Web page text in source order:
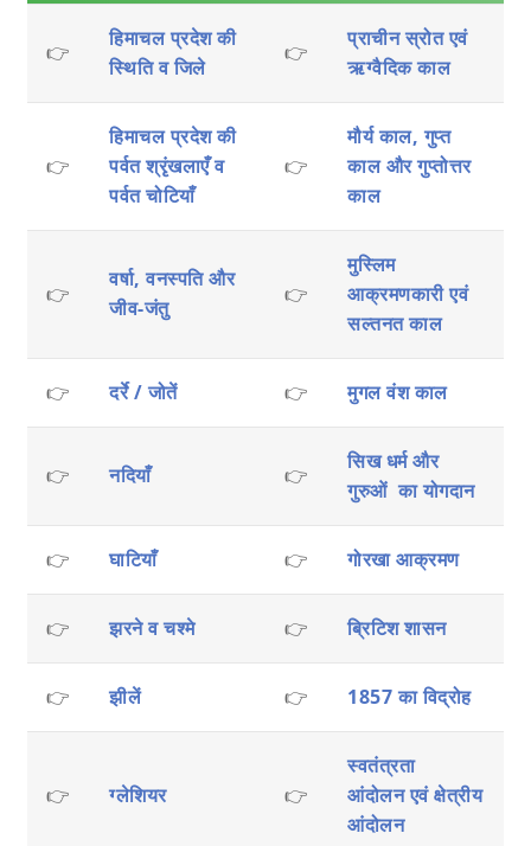
👉
हिमाचल प्रदेश की
स्थिति व जिले
👉
प्राचीन स्रोत एवं
ऋग्वैदिक काल
👉
हिमाचल प्रदेश की
पर्वत श्रृंखलाएँ व
पर्वत चोटियाँ
👉
मौर्य काल, गुप्त
काल और गुप्तोत्तर
काल
👉
वर्षा, वनस्पति और
जीव-जंतु
👉
मुस्लिम
आक्रमणकारी एवं
सल्तनत काल
👉 दर्रे / जोतें 👉 मुगल वंश काल
👉 नदियाँ 👉
सिख धर्म और
गुरुओं का योगदान
👉 घाटियाँ 👉 गोरखा आक्रमण
👉 झरने व चश्मे 👉 ब्रिटिश शासन
👉 झीलें 👉 1857 का विद्रोह
👉 ग्लेशियर 👉
स्वतंत्रता
आंदोलन एवं क्षेत्रीय
आंदोलन